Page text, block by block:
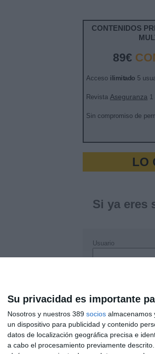
Su privacidad es importante
Nosotros y nuestros 389 socios almacenamos
un dispositivo para publicidad y contenido
datos de localización geográfica precisa e
a cabo el procesamiento previamente
CONTENIDOS
89€
Acceso ilimitado 5
Revista Aseguranza 1
Sin compromiso de
LO
Si ya eres
Usuario
¿Ha olvidado su